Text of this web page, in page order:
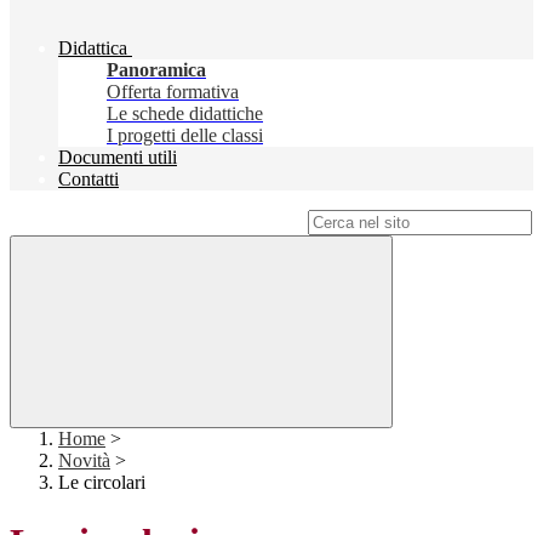
Didattica
Panoramica
Offerta formativa
Le schede didattiche
I progetti delle classi
Documenti utili
Contatti
Home >
Novità >
Le circolari